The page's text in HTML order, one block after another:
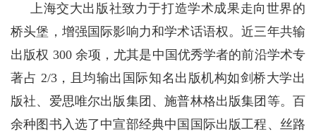
上海交大出版社致力于打造学术成果走向世界的
桥头堡，增强国际影响力和学术话语权。近三年共输
出版权 300 余项，尤其是中国优秀学者的前沿学术专
著占 2/3，且均输出国际知名出版机构如剑桥大学出
版社、爱思唯尔出版集团、施普林格出版集团等。百
余种图书入选了中宣部经典中国国际出版工程、丝路